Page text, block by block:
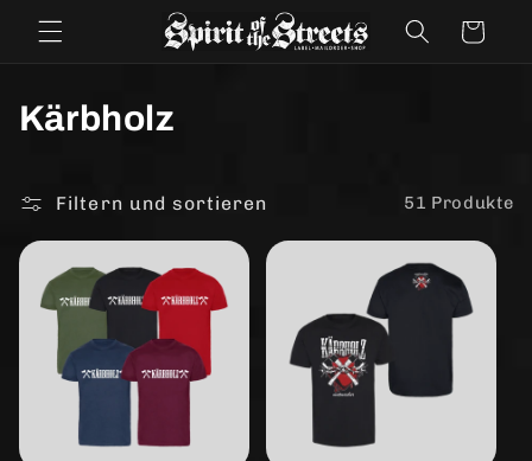
zum
Inhalt
Warenkorb
K
t
e
i
Kärbholz
Filtern und sortieren 51 Produkte